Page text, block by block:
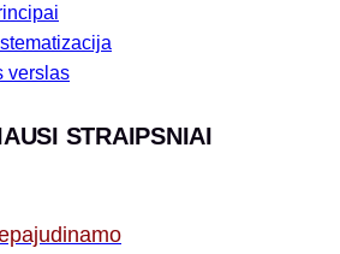
verslas
STRAIPSNIAI